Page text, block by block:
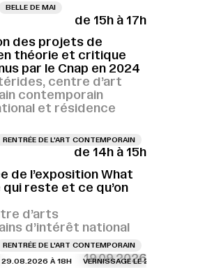
BELLE DE MAI
LE 28.08.2026 À 16H
À 17H VERNISSAGE LE 28.08.2026 À 17H
LE 28.08.2026 À 17H VERNISSAGE LE
de 15h à 17h
des projets de
théorie et critique
par le Cnap en 2024
centre d’art
contemporain
et résidence
RENTRÉE DE L'ART CONTEMPORAIN
LE 28.08.2026 À 18Hde 14h à 15h
de l’exposition What
qui reste et ce qu’on
d’arts
d’intérêt national
RENTRÉE DE L'ART CONTEMPORAIN
LE 29.08.2026 À 15H
À 16H VERNISSAGE LE 29.08.2026 À 16H
LE 29.08.2026 À 18H VERNISSAGE LE
19.09.2026
À 18H VERNISSAGE LE 29.08.2026 À 18H